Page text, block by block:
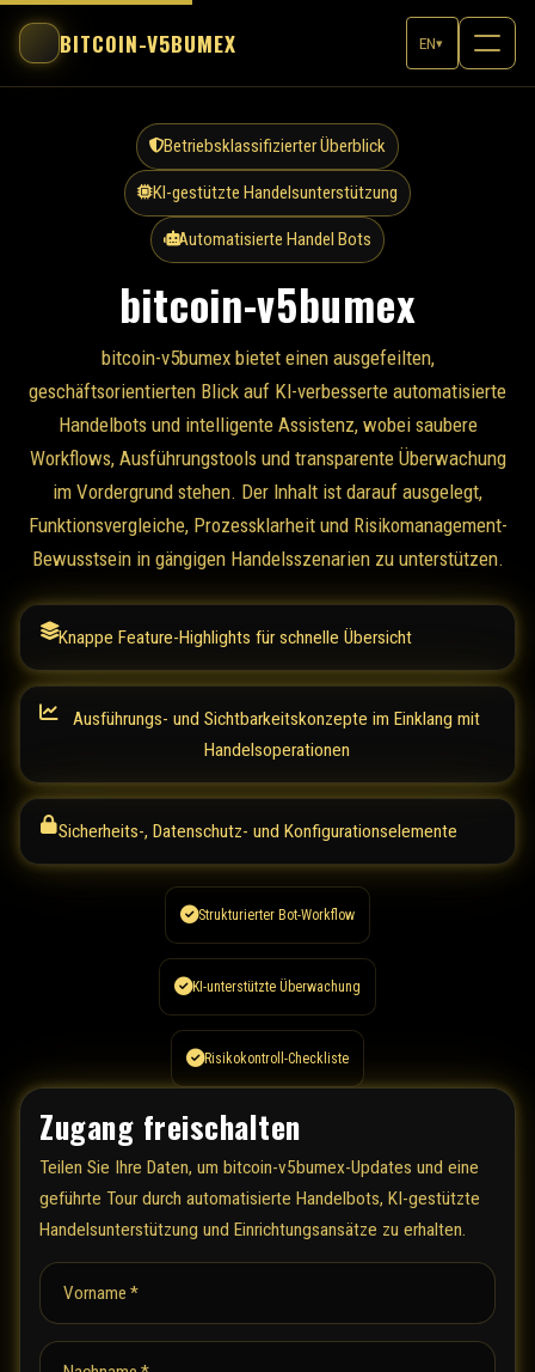
BITCOIN-V5BUMEX EN▾
Betriebsklassifizierter Überblick
KI-gestützte Handelsunterstützung
Automatisierte Handel Bots
bitcoin-v5bumex
bitcoin-v5bumex bietet einen ausgefeilten,
geschäftsorientierten Blick auf KI-verbesserte automatisierte
Handelbots und intelligente Assistenz, wobei saubere
Workflows, Ausführungstools und transparente Überwachung
im Vordergrund stehen. Der Inhalt ist darauf ausgelegt,
Funktionsvergleiche, Prozessklarheit und Risikomanagement-
Bewusstsein in gängigen Handelsszenarien zu unterstützen.
Knappe Feature-Highlights für schnelle Übersicht
Ausführungs- und Sichtbarkeitskonzepte im Einklang mit
Handelsoperationen
Sicherheits-, Datenschutz- und Konfigurationselemente
Strukturierter Bot-Workflow
KI-unterstützte Überwachung
Risikokontroll-Checkliste
Zugang freischalten
Teilen Sie Ihre Daten, um bitcoin-v5bumex-Updates und eine
geführte Tour durch automatisierte Handelbots, KI-gestützte
Handelsunterstützung und Einrichtungsansätze zu erhalten.
Vorname *